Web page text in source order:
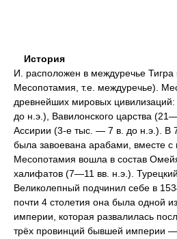
История
И. расположен в междуречье
Месопотамия, т.е. междуречье).
древнейших мировых
до н.э.), Вавилонского царства
Ассирии (3-е тыс. — 7 в. до н.э.). В
была завоевана арабами, вместе
Месопотамия вошла в состав
халифатов (7—11 вв. н.э.).
Великолепный подчинил себе в
почти 4 столетия она была одной
империи, которая развалилась
трёх провинций бывшей империи